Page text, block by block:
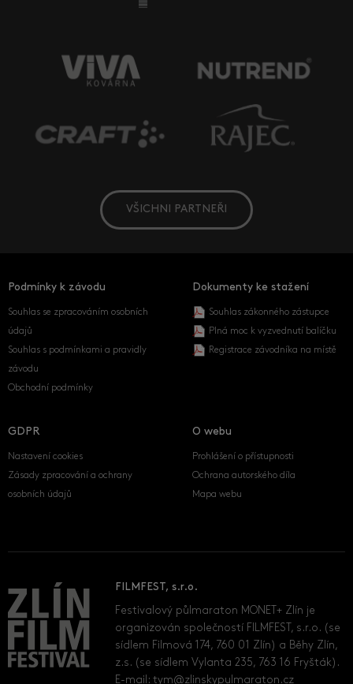
VŠICHNI PARTNEŘI
Podmínky k závodu
Souhlas se zpracováním osobních
údajů
Souhlas s podmínkami a pravidly
závodu
Obchodní podmínky
Dokumenty ke stažení
Souhlas zákonného zástupce
Plná moc k vyzvednutí balíčku
Registrace závodníka na místě
GDPR
Nastavení cookies
Zásady zpracování a ochrany
osobních údajů
O webu
Prohlášení o přístupnosti
Ochrana autorského díla
Mapa webu
FILMFEST, s.r.o.
Festivalový půlmaraton MONET+ Zlín je
organizován společností FILMFEST, s.r.o. (se
sídlem Filmová 174, 760 01 Zlín) a Běhy Zlín,
z.s. (se sídlem Vylanta 235, 763 16 Fryšták).
E-mail:tym@zlinskypulmaraton.cz